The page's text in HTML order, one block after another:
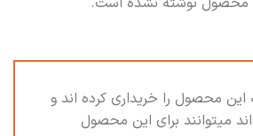
محصول را خریداری کرده اند و
میتوانند برای این محصول